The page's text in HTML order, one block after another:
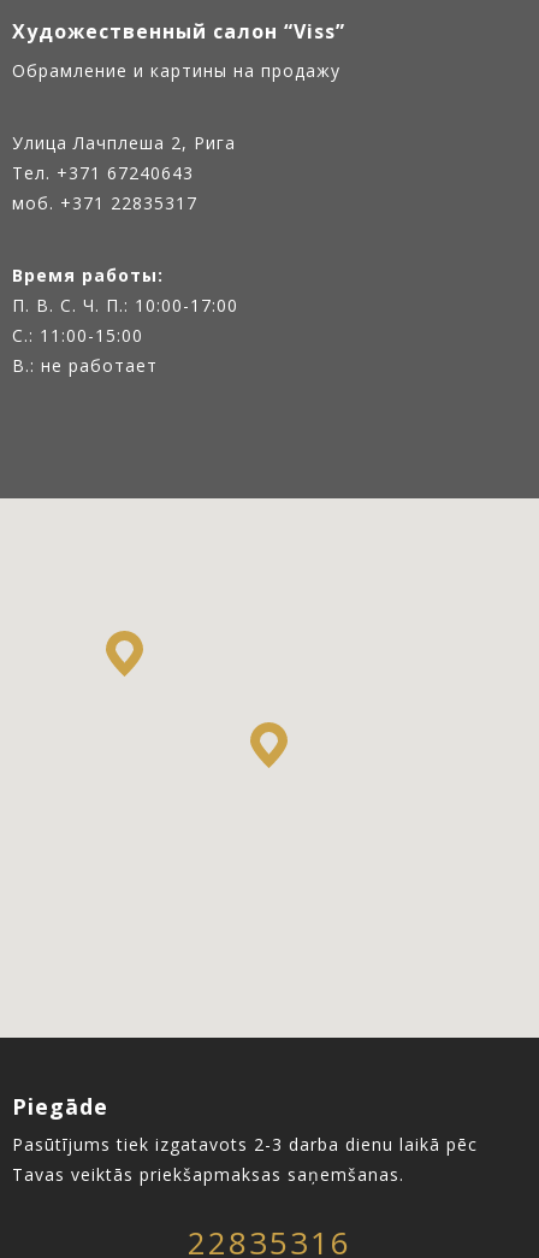
Художественный салон “Viss”
Oбрамление и картины на продажу
Улица Лачплеша 2, Рига
Тел. +371 67240643
моб. +371 22835317
Время работы:
П. В. С. Ч. П.: 10:00-17:00
С.: 11:00-15:00
В.: не работает
Piegāde
Pasūtījums tiek izgatavots 2-3 darba dienu laikā pēc
Tavas veiktās priekšapmaksas saņemšanas.
22835316